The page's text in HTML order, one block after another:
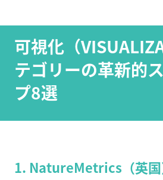
可視化（
テゴリーの革新的
プ8選
1. NatureMetrics（英国